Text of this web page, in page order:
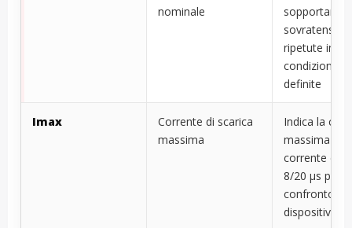
nominale
sopportare
sovratensioni
ripetute in
condizioni di
definite
Imax
Corrente di scarica
massima
Indica la
massima di
corrente di
8/20 µs per il
confronto
dispositivi di